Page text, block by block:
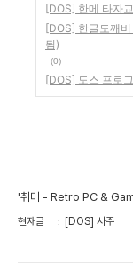
[DOS] 한메 타자
[DOS] 한글도깨
됨)
(0)
[DOS] 도스 프로
'취미 - Retro PC &
현재글 [DOS] 사주